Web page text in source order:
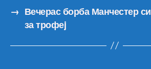
→ Вечерас борба Манчестер
за трофеj